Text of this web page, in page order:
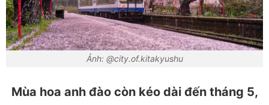
Ảnh: @city.of.kitakyushu
Mùa hoa anh đào còn kéo dài đến tháng 5,